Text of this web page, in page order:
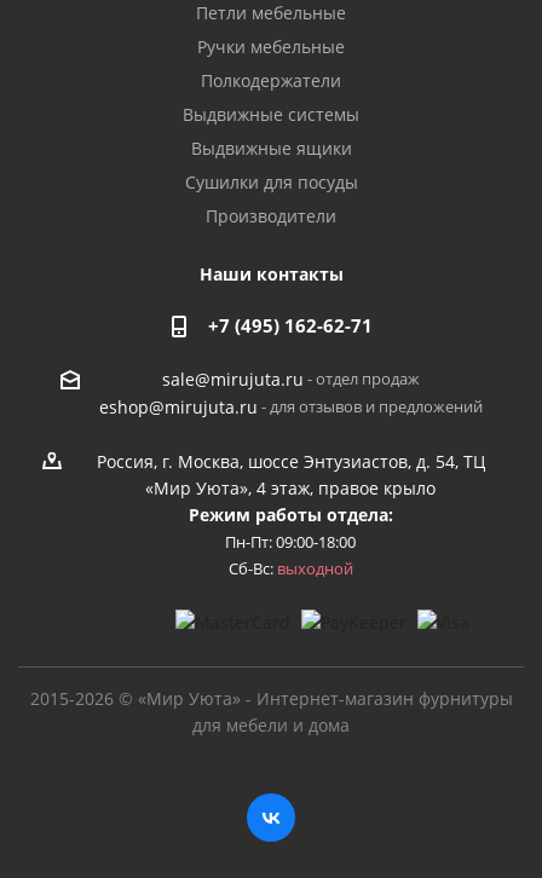
Петли мебельные
Ручки мебельные
Полкодержатели
Выдвижные системы
Выдвижные ящики
Сушилки для посуды
Производители
Наши контакты
+7 (495) 162-62-71
sale@mirujuta.ru - отдел продаж
eshop@mirujuta.ru - для отзывов и предложений
Россия, г. Москва, шоссе Энтузиастов, д. 54, ТЦ
«Мир Уюта», 4 этаж, правое крыло
Режим работы отдела:
Пн-Пт: 09:00-18:00
Сб-Вс: выходной
2015-2026 © «Мир Уюта» - Интернет-магазин фурнитуры
для мебели и дома